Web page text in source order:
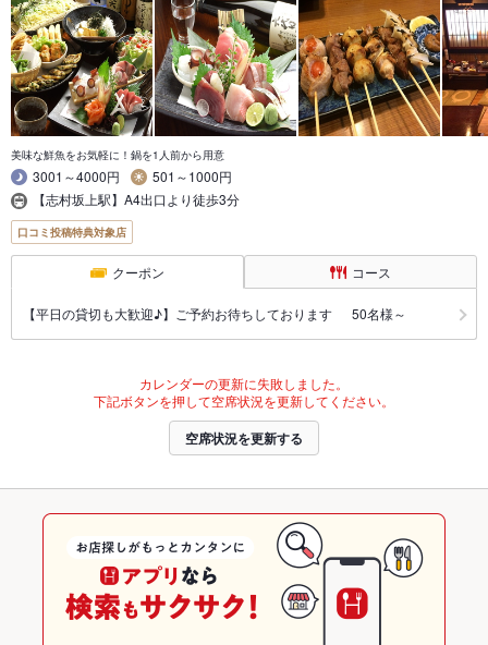
美味な鮮魚をお気軽に！鍋を1人前から用意
3001～4000円
501～1000円
【志村坂上駅】A4出口より徒歩3分
口コミ投稿特典対象店
クーポン コース
【平日の貸切も大歓迎♪】ご予約お待ちしております 50名様～
カレンダーの更新に失敗しました。
下記ボタンを押して空席状況を更新してください。
空席状況を更新する